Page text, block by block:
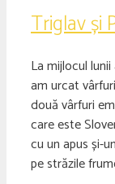
Triglav și
La mijlocul
am urcat
două vârfuri
care este
cu un apus și-
pe străzile